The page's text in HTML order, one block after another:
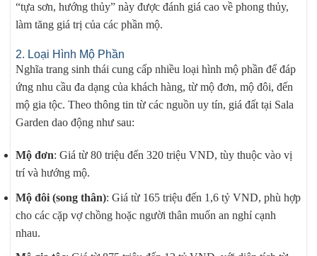
“tựa sơn, hướng thủy” này được đánh giá cao về phong thủy,
làm tăng giá trị của các phần mộ.
2. Loại Hình Mộ Phần
Nghĩa trang sinh thái cung cấp nhiều loại hình mộ phần để đáp
ứng nhu cầu đa dạng của khách hàng, từ mộ đơn, mộ đôi, đến
mộ gia tộc. Theo thông tin từ các nguồn uy tín, giá đất tại Sala
Garden dao động như sau:
Mộ đơn: Giá từ 80 triệu đến 320 triệu VND, tùy thuộc vào vị
trí và hướng mộ.
Mộ đôi (song thân): Giá từ 165 triệu đến 1,6 tỷ VND, phù hợp
cho các cặp vợ chồng hoặc người thân muốn an nghỉ cạnh
nhau.